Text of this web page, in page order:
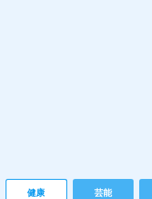
健康 芸能